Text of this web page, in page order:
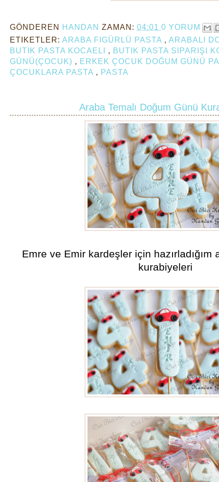
GÖNDEREN HANDAN ZAMAN: 04:01 0 YORUM
ETIKETLER: ARABA FIGÜRLÜ PASTA , ARABALI
BUTIK PASTA KOCAELI , BUTIK PASTA SIPARIŞI
GÜNÜ(ÇOCUK) , ERKEK ÇOCUK DOĞUM GÜNÜ
ÇOCUKLARA PASTA , PASTA
Araba Temalı Doğum Günü
Emre ve Emir kardeşler için hazırladığım
kurabiyeleri